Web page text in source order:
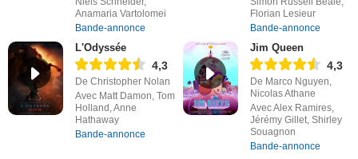
Anamaria Vartolomei
Bande-annonce
Florian Lesieur
Bande-annonce
L'Odyssée
4,3
De Christopher Nolan
Avec Matt Damon, Tom
Holland, Anne
Hathaway
Bande-annonce
Jim Queen
4,3
De Marco Nguyen,
Nicolas Athane
Avec Alex Ramires,
Jérémy Gillet, Shirley
Souagnon
Bande-annonce